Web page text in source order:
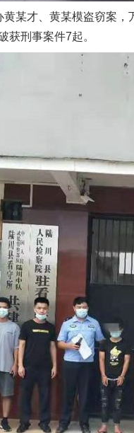
才、黄某模盗窃案，
获刑事案件7起。